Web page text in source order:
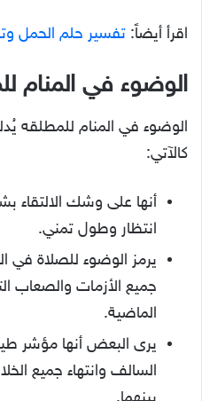
اقرأ أيضاً: تفسير حلم الحمل
الوضوء في المنام
الوضوء في المنام للمطلقه
كالآتي:
أنها على وشك
انتظار وطول تمني.
يرمز الوضوء للصلاة في
جميع الأزمات والصعاب
الماضية.
يرى البعض أنها مؤشر
السالف وانتهاء جميع